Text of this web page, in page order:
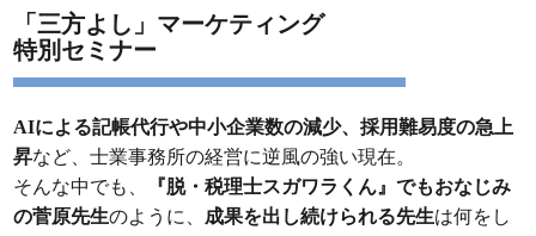
「三方よし」マーケティング
特別セミナー
AIによる記帳代行や中小企業数の減少、採用難易度の急上
昇など、士業事務所の経営に逆風の強い現在。
そんな中でも、
『脱・税理士スガワラくん』でもおなじみ
の菅原先生のように、 成果を出し続けられる先生は何をし